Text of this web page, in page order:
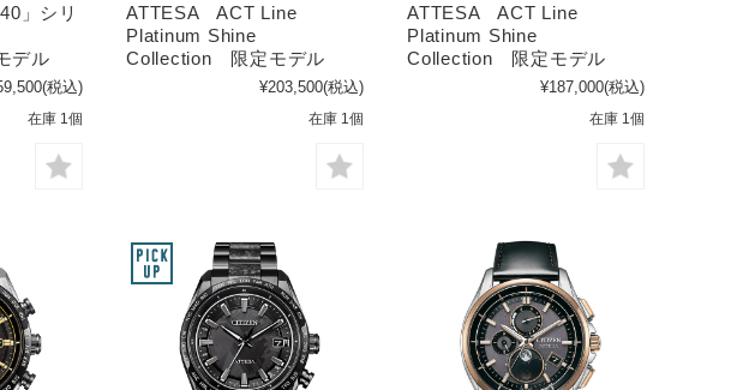
」シリ
デル
(税込)
在庫 1個
ATTESA ACT Line
Platinum Shine
Collection 限定モデル
¥203,500(税込)
在庫 1個
ATTESA ACT Line
Platinum Shine
Collection 限定モデル
¥187,000(税込)
在庫 1個